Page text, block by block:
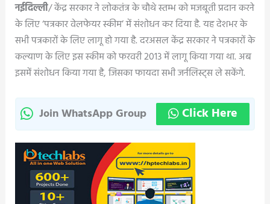
नईदिल्ली/ केंद्र सरकार ने लोकतंत्र के चौथे स्तम्भ को मजबूती प्रदान करने
के लिए ‘पत्रकार वेलफेयर स्कीम’ में संशोधन कर दिया है. यह देशभर के
सभी पत्रकारों के लिए लागू हो गया है. दरअसल केंद्र सरकार ने पत्रकारों के
कल्याण के लिए इस स्कीम को फरवरी 2013 में लागू किया गया था. अब
इसमें संशोधन किया गया है, जिसका फायदा सभी जर्नलिस्ट्स ले सकेंगे.
Join WhatsApp Group Click Here